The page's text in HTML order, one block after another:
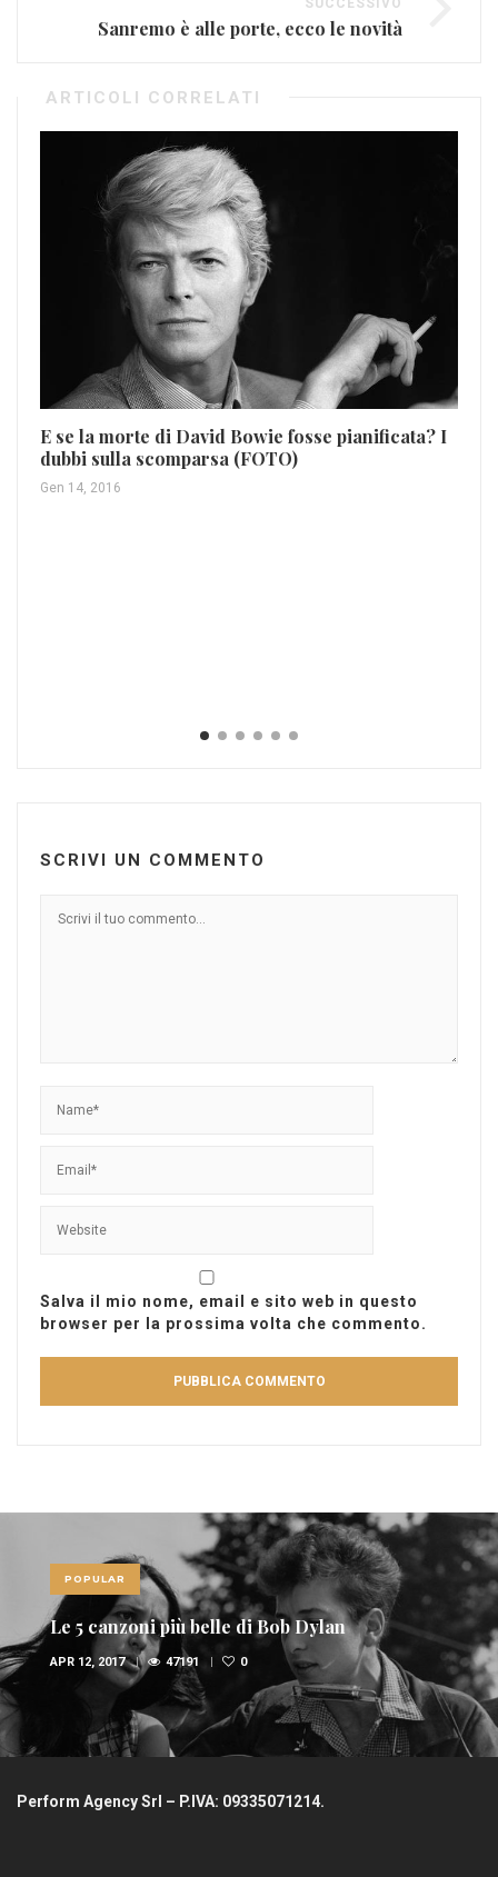
Sanremo è alle porte, ecco le novità
ARTICOLI CORRELATI
E se la morte di David Bowie fosse pianificata? I
dubbi sulla scomparsa (FOTO)
Gen 14, 2016
SCRIVI UN COMMENTO
Salva il mio nome, email e sito web in questo
browser per la prossima volta che commento.
POPULAR
Le 5 canzoni più belle di Bob Dylan
APR 12, 2017 47191 0
Perform Agency Srl – P.IVA: 09335071214.